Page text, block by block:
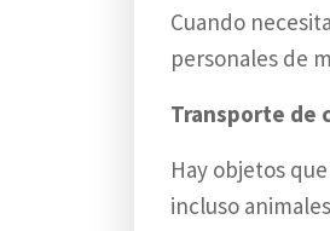
Cuando
personales de
Transporte de
Hay objetos
incluso